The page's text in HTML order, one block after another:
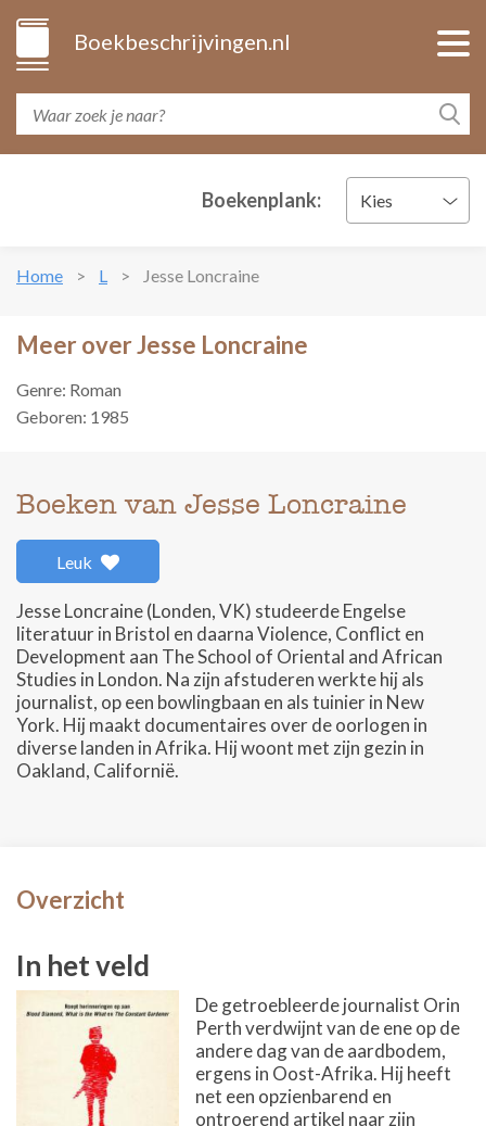
Boekbeschrijvingen.nl
Boekenplank: Kies
Home L Jesse Loncraine
Meer over Jesse Loncraine
Genre: Roman
Geboren: 1985
Boeken van Jesse Loncraine
Leuk
Jesse Loncraine (Londen, VK) studeerde Engelse
literatuur in Bristol en daarna Violence, Conflict en
Development aan The School of Oriental and African
Studies in London. Na zijn afstuderen werkte hij als
journalist, op een bowlingbaan en als tuinier in New
York. Hij maakt documentaires over de oorlogen in
diverse landen in Afrika. Hij woont met zijn gezin in
Oakland, Californië.
Overzicht
In het veld
De getroebleerde journalist Orin
Perth verdwijnt van de ene op de
andere dag van de aardbodem,
ergens in Oost-Afrika. Hij heeft
net een opzienbarend en
ontroerend artikel naar zijn